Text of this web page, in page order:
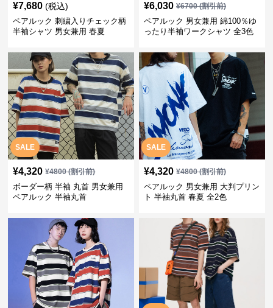
¥7,680 (税込)
ペアルック 刺繍入りチェック柄
半袖シャツ 男女兼用 春夏
¥6,030 ¥6700(割引前)
ペアルック 男女兼用 綿100％ゆ
ったり半袖ワークシャツ 全3色
SALE
¥4,320 ¥4800(割引前)
ボーダー柄 半袖 丸首 男女兼用
ペアルック 半袖丸首
SALE
¥4,320 ¥4800(割引前)
ペアルック 男女兼用 大判プリン
ト 半袖丸首 春夏 全2色